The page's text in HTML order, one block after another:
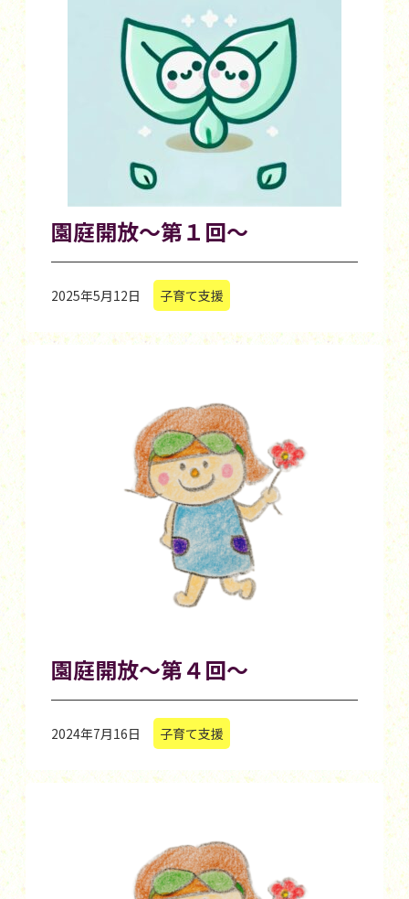
園庭開放～第１回～
2025年5月12日 子育て支援
園庭開放～第４回～
2024年7月16日 子育て支援